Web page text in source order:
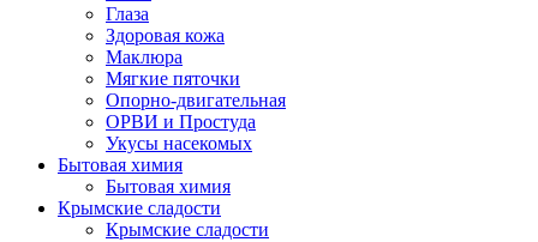
Глаза
Здоровая кожа
Маклюра
Мягкие пяточки
Опорно-двигательная
ОРВИ и Простуда
Укусы насекомых
Бытовая химия
Бытовая химия
Крымские сладости
Крымские сладости